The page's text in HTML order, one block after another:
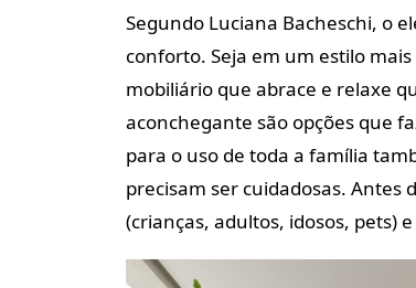
Segundo Luciana Bacheschi, o
conforto. Seja em um estilo
mobiliário que abrace e relaxe
aconchegante são opções que
para o uso de toda a família
precisam ser cuidadosas. Antes
(crianças, adultos, idosos, pets)